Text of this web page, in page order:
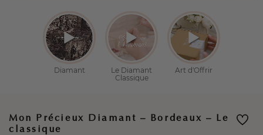
Mon Précieux Diamant – Bordeaux – Le
classique